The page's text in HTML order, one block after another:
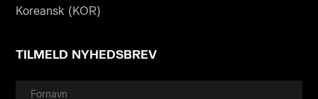
Koreansk (KOR)
TILMELD NYHEDSBREV